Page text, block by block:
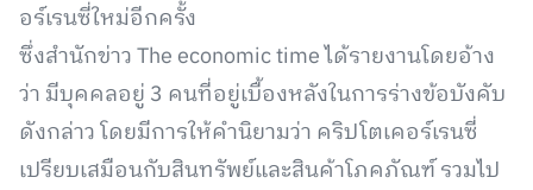
อร์เรนซี่ใหม่อีกครั้ง
ซึ่งสำนักข่าว The economic time ได้รายงานโดยอ้าง
ว่า มีบุคคลอยู่ 3 คนที่อยู่เบื้องหลังในการร่างข้อบังคับ
ดังกล่าว โดยมีการให้คำนิยามว่า คริปโตเคอร์เรนซี่
เปรียบเสมือนกับสินทรัพย์และสินค้าโภคภัณฑ์ รวมไป